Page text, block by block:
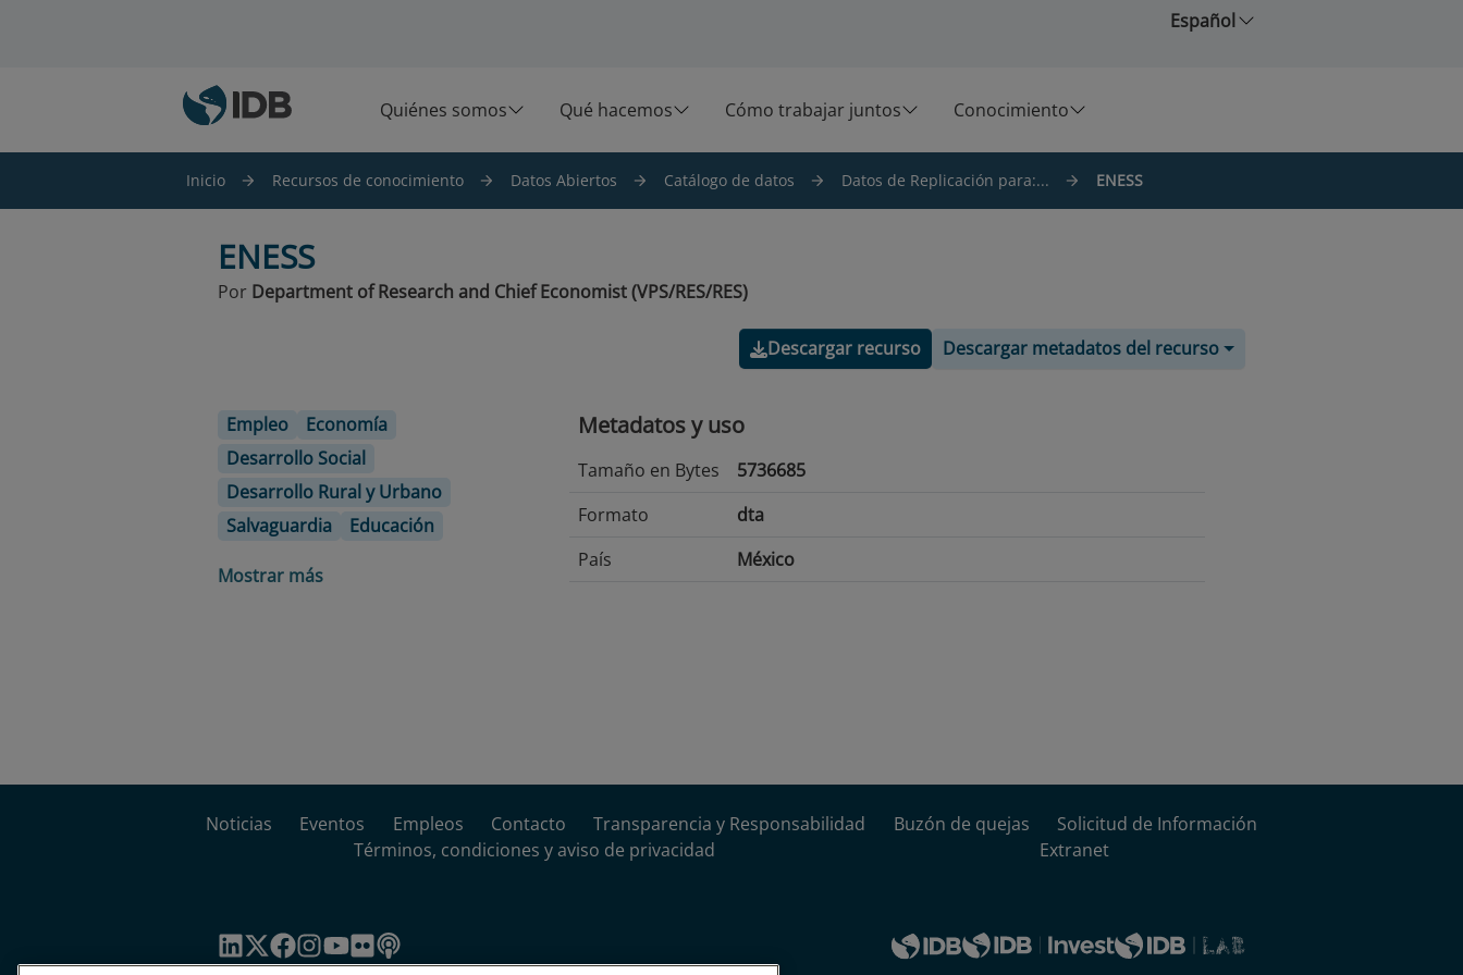
Español
Quiénes somos Qué hacemos Cómo trabajar juntos Conocimiento
Inicio Recursos de conocimiento Datos Abiertos Catálogo de datos Datos de Replicación para:... ENESS
ENESS
Por Department of Research and Chief Economist (VPS/RES/RES)
Descargar recurso Descargar metadatos del recurso
Empleo
Economía
Desarrollo Social
Desarrollo Rural y Urbano
Salvaguardia
Educación
Mostrar más
Metadatos y uso
Tamaño en Bytes
5736685
Formato
dta
País
México
Noticias Eventos Empleos Contacto Transparencia y Responsabilidad Buzón de quejas
Solicitud de Información
Términos, condiciones y aviso de privacidad
Extranet